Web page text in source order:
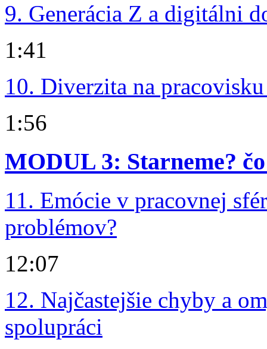
9. Generácia Z a digitálni
1:41
10. Diverzita na
1:56
MODUL 3: Starneme?
11. Emócie v pracovnej
problémov?
12:07
12. Najčastejšie chyby a
spolupráci